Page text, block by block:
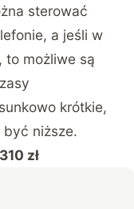
sterować
a jeśli w
to możliwe są
krótkie,
być niższe.
zł